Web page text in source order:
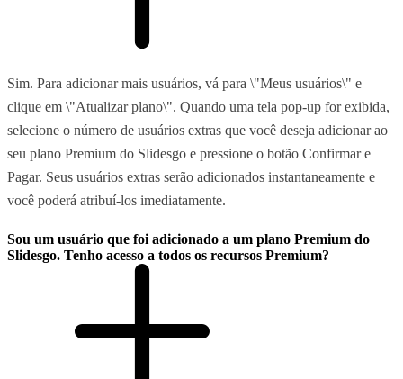
Sim. Para adicionar mais usuários, vá para \"Meus usuários\" e
clique em \"Atualizar plano\". Quando uma tela pop-up for exibida,
selecione o número de usuários extras que você deseja adicionar ao
seu plano Premium do Slidesgo e pressione o botão Confirmar e
Pagar. Seus usuários extras serão adicionados instantaneamente e
você poderá atribuí-los imediatamente.
Sou um usuário que foi adicionado a um plano Premium do
Slidesgo. Tenho acesso a todos os recursos Premium?